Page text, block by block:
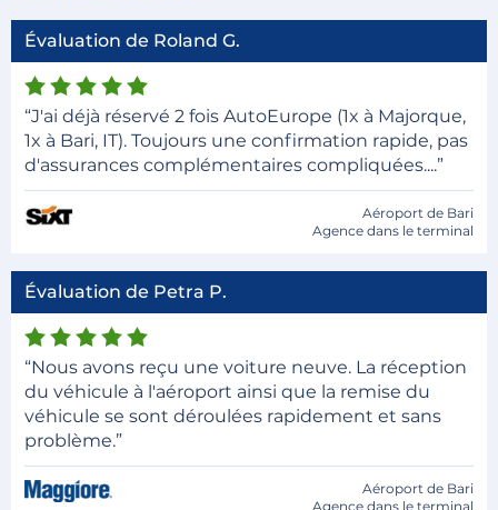
Évaluation de Roland G.
“J'ai déjà réservé 2 fois AutoEurope (1x à Majorque,
1x à Bari, IT). Toujours une confirmation rapide, pas
d'assurances complémentaires compliquées....”
Aéroport de Bari
Agence dans le terminal
Évaluation de Petra P.
“Nous avons reçu une voiture neuve. La réception
du véhicule à l'aéroport ainsi que la remise du
véhicule se sont déroulées rapidement et sans
problème.”
Aéroport de Bari
Agence dans le terminal